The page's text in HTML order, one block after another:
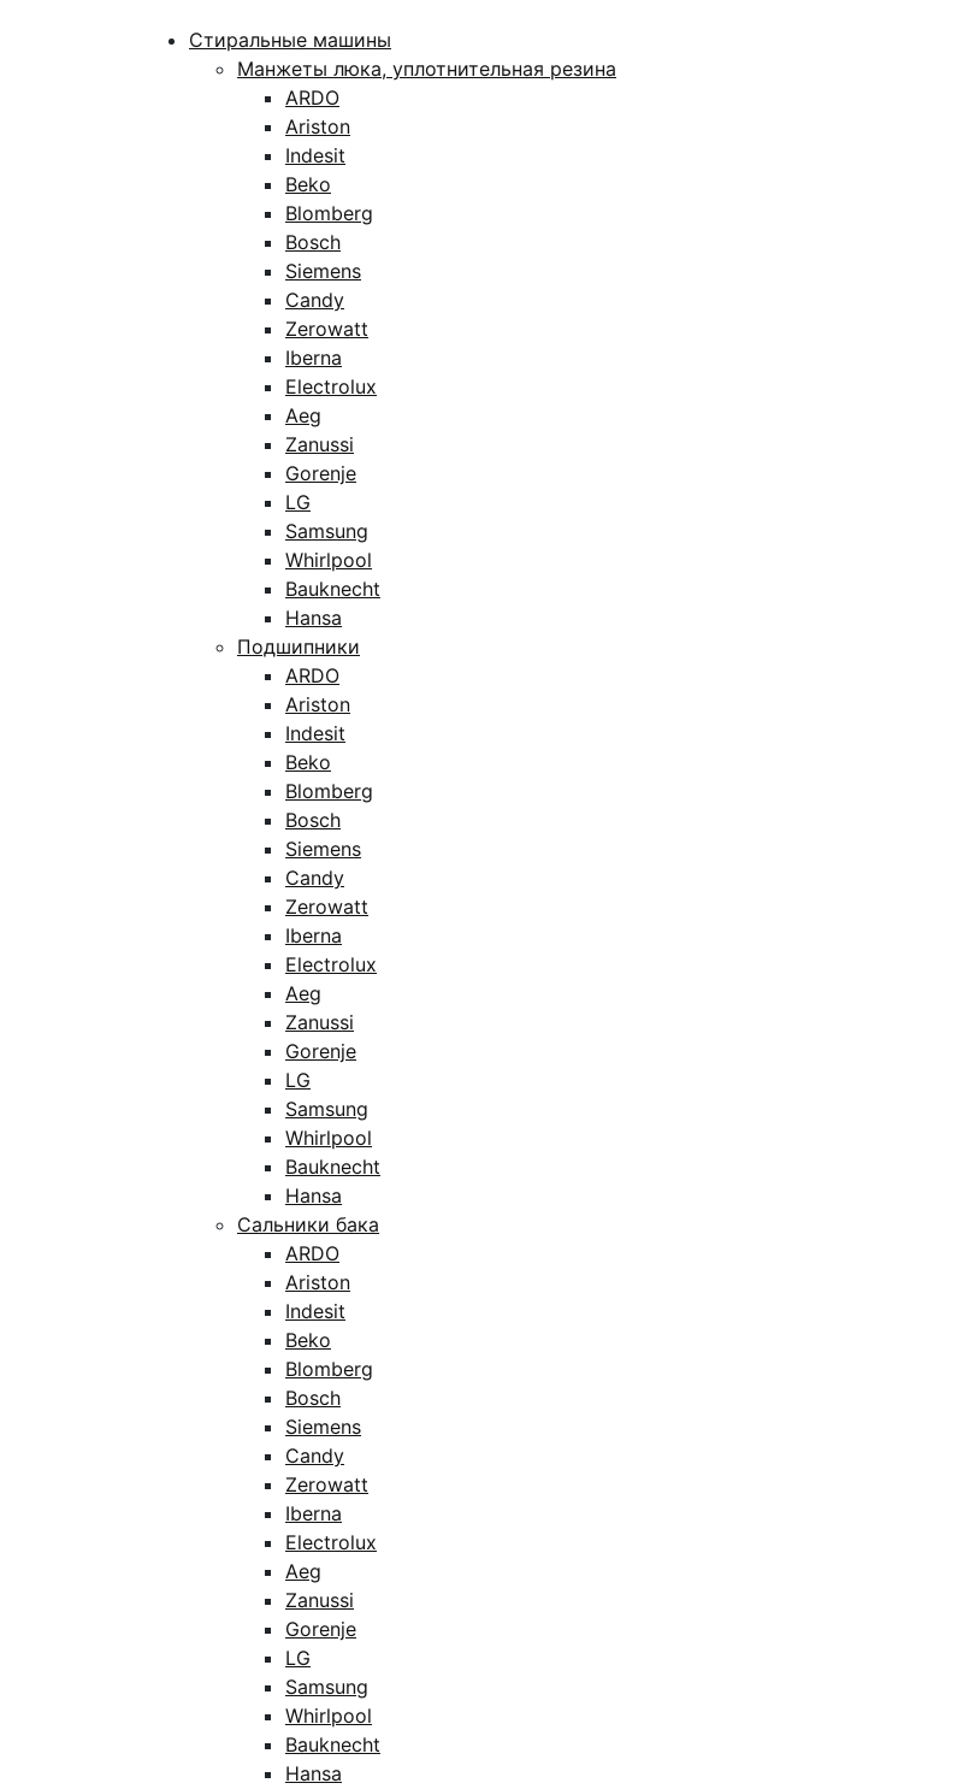
Стиральные машины
Манжеты люка, уплотнительная резина
ARDO
Ariston
Indesit
Beko
Blomberg
Bosch
Siemens
Candy
Zerowatt
Iberna
Electrolux
Aeg
Zanussi
Gorenje
LG
Samsung
Whirlpool
Bauknecht
Hansa
Подшипники
ARDO
Ariston
Indesit
Beko
Blomberg
Bosch
Siemens
Candy
Zerowatt
Iberna
Electrolux
Aeg
Zanussi
Gorenje
LG
Samsung
Whirlpool
Bauknecht
Hansa
Сальники бака
ARDO
Ariston
Indesit
Beko
Blomberg
Bosch
Siemens
Candy
Zerowatt
Iberna
Electrolux
Aeg
Zanussi
Gorenje
LG
Samsung
Whirlpool
Bauknecht
Hansa